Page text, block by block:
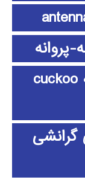
پروانه
الگوریتم جستجوی فاخته cuckoo